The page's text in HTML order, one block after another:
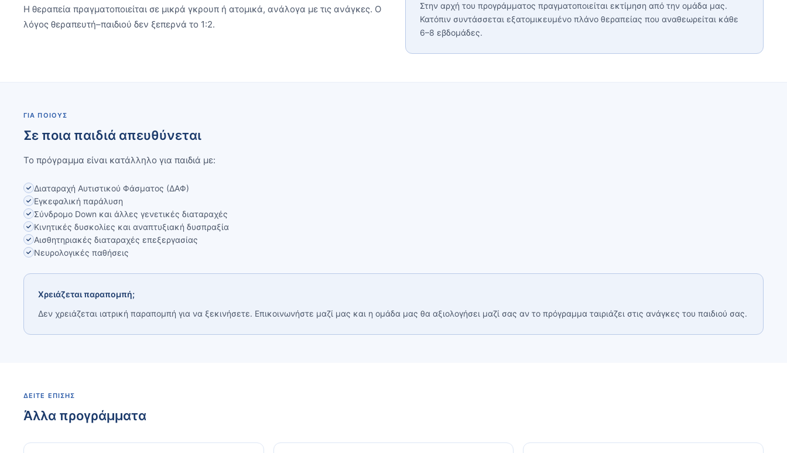
Η θεραπεία πραγματοποιείται σε μικρά γκρουπ ή ατομικά, ανάλογα με τις ανάγκες. Ο
λόγος θεραπευτή–παιδιού δεν ξεπερνά το 1:2.
Στην αρχή του προγράμματος πραγματοποιείται εκτίμηση από την ομάδα μας.
Κατόπιν συντάσσεται εξατομικευμένο πλάνο θεραπείας που αναθεωρείται κάθε
6–8 εβδομάδες.
ΓΙΑ ΠΟΙΟΥΣ
Σε ποια παιδιά απευθύνεται
Το πρόγραμμα είναι κατάλληλο για παιδιά με:
Διαταραχή Αυτιστικού Φάσματος (ΔΑΦ)
Εγκεφαλική παράλυση
Σύνδρομο Down και άλλες γενετικές διαταραχές
Κινητικές δυσκολίες και αναπτυξιακή δυσπραξία
Αισθητηριακές διαταραχές επεξεργασίας
Νευρολογικές παθήσεις
Χρειάζεται παραπομπή;
Δεν χρειάζεται ιατρική παραπομπή για να ξεκινήσετε. Επικοινωνήστε μαζί μας και η ομάδα μας θα αξιολογήσει μαζί σας αν το πρόγραμμα ταιριάζει στις ανάγκες του παιδιού σας.
ΔΕΊΤΕ ΕΠΊΣΗΣ
Άλλα προγράμματα